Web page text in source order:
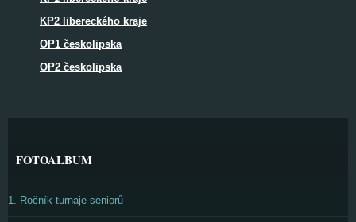
KP2 libereckého kraje
OP1 českolipska
OP2 českolipska
FOTOALBUM
1. Ročník turnaje seniorů